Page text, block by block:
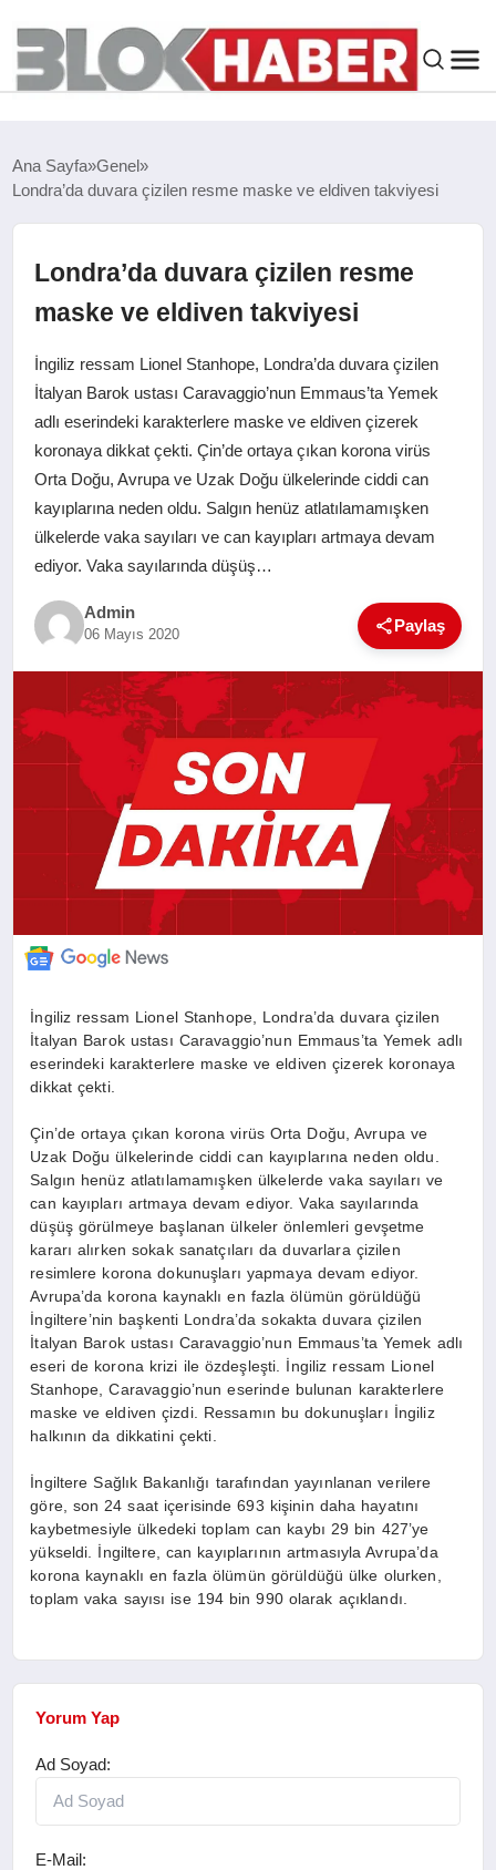
SIYASET
ÇEVRE
SPOR
EKONOMI
SAĞLIK
SANAT
Ana Sayfa Genel
Londra’da duvara çizilen resme maske ve eldiven takviyesi
Londra’da duvara çizilen resme
maske ve eldiven takviyesi
İngiliz ressam Lionel Stanhope, Londra’da duvara çizilen
İtalyan Barok ustası Caravaggio’nun Emmaus’ta Yemek
adlı eserindeki karakterlere maske ve eldiven çizerek
koronaya dikkat çekti. Çin’de ortaya çıkan korona virüs
Orta Doğu, Avrupa ve Uzak Doğu ülkelerinde ciddi can
kayıplarına neden oldu. Salgın henüz atlatılamamışken
ülkelerde vaka sayıları ve can kayıpları artmaya devam
ediyor. Vaka sayılarında düşüş…
Admin
06 Mayıs 2020 Paylaş
İngiliz ressam Lionel Stanhope, Londra’da duvara çizilen
İtalyan Barok ustası Caravaggio’nun Emmaus’ta Yemek adlı
eserindeki karakterlere maske ve eldiven çizerek koronaya
dikkat çekti.
Çin’de ortaya çıkan korona virüs Orta Doğu, Avrupa ve
Uzak Doğu ülkelerinde ciddi can kayıplarına neden oldu.
Salgın henüz atlatılamamışken ülkelerde vaka sayıları ve
can kayıpları artmaya devam ediyor. Vaka sayılarında
düşüş görülmeye başlanan ülkeler önlemleri gevşetme
kararı alırken sokak sanatçıları da duvarlara çizilen
resimlere korona dokunuşları yapmaya devam ediyor.
Avrupa’da korona kaynaklı en fazla ölümün görüldüğü
İngiltere’nin başkenti Londra’da sokakta duvara çizilen
İtalyan Barok ustası Caravaggio’nun Emmaus’ta Yemek adlı
eseri de korona krizi ile özdeşleşti. İngiliz ressam Lionel
Stanhope, Caravaggio’nun eserinde bulunan karakterlere
maske ve eldiven çizdi. Ressamın bu dokunuşları İngiliz
halkının da dikkatini çekti.
İngiltere Sağlık Bakanlığı tarafından yayınlanan verilere
göre, son 24 saat içerisinde 693 kişinin daha hayatını
kaybetmesiyle ülkedeki toplam can kaybı 29 bin 427’ye
yükseldi. İngiltere, can kayıplarının artmasıyla Avrupa’da
korona kaynaklı en fazla ölümün görüldüğü ülke olurken,
toplam vaka sayısı ise 194 bin 990 olarak açıklandı.
Yorum Yap
Ad Soyad:
E-Mail: